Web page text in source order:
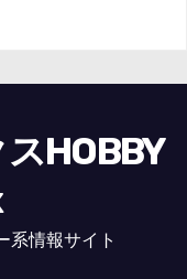
HOBBY
系情報サイト